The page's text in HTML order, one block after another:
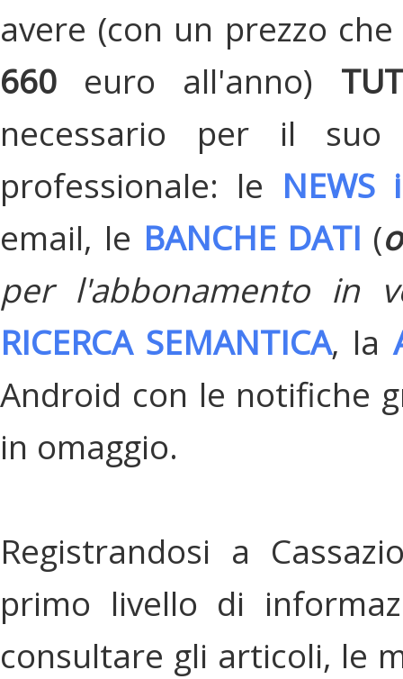
avere (con un prezzo
660 euro all'anno)
necessario per il suo
professionale: le
email, le BANCHE DATI (
per l'abbonamento in
RICERCA SEMANTICA, la
Android con le notifiche
in omaggio.
Registrandosi a
primo livello di
consultare gli articoli, le